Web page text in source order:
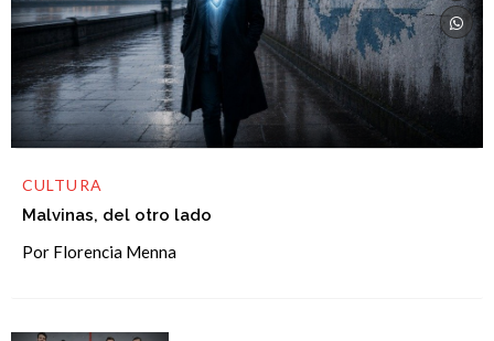
CULTURA
Malvinas, del otro lado
Por Florencia Menna